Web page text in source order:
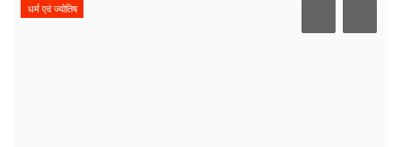
धर्म एवं ज्योतिष